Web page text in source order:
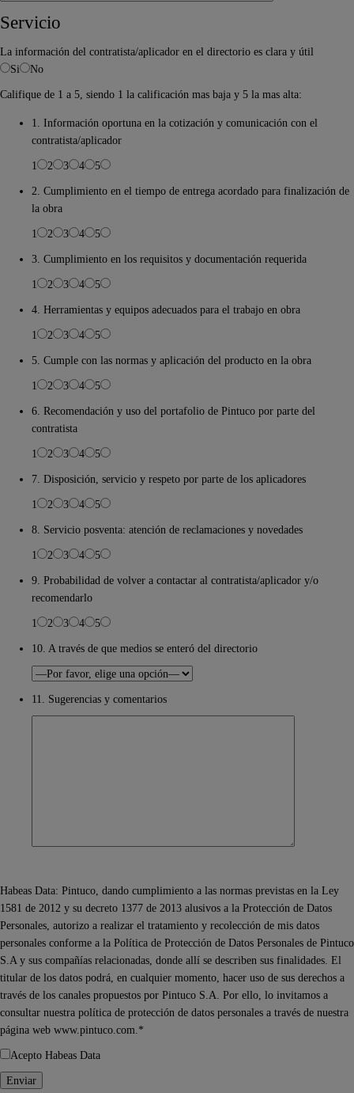
Servicio
La información del contratista/aplicador en el directorio es clara y útil
Si
No
Califique de 1 a 5, siendo 1 la calificación mas baja y 5 la mas alta:
1. Información oportuna en la cotización y comunicación con el
contratista/aplicador
1
2 3 4
5
2. Cumplimiento en el tiempo de entrega acordado para finalización de
la obra
1
2 3 4
5
3. Cumplimiento en los requisitos y documentación requerida
1
2 3 4
5
4. Herramientas y equipos adecuados para el trabajo en obra
1
2 3 4
5
5. Cumple con las normas y aplicación del producto en la obra
1
2 3 4
5
6. Recomendación y uso del portafolio de Pintuco por parte del
contratista
1
2 3 4
5
7. Disposición, servicio y respeto por parte de los aplicadores
1
2 3 4
5
8. Servicio posventa: atención de reclamaciones y novedades
1
2 3 4
5
9. Probabilidad de volver a contactar al contratista/aplicador y/o
recomendarlo
1
2 3 4
5
10. A través de que medios se enteró del directorio
11. Sugerencias y comentarios
Habeas Data: Pintuco, dando cumplimiento a las normas previstas en la Ley
1581 de 2012 y su decreto 1377 de 2013 alusivos a la Protección de Datos
Personales, autorizo a realizar el tratamiento y recolección de mis datos
personales conforme a la Política de Protección de Datos Personales de Pintuco
S.A y sus compañías relacionadas, donde allí se describen sus finalidades. El
titular de los datos podrá, en cualquier momento, hacer uso de sus derechos a
través de los canales propuestos por Pintuco S.A. Por ello, lo invitamos a
consultar nuestra política de protección de datos personales a través de nuestra
página web www.pintuco.com.*
Acepto Habeas Data